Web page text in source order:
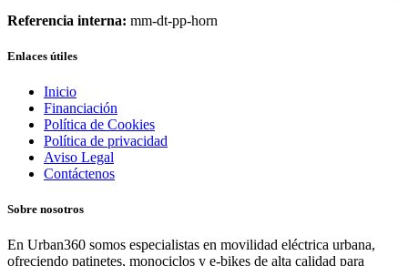
Referencia interna: mm-dt-pp-horn
Enlaces útiles
Inicio
Financiación
Política de Cookies
Política de privacidad
Aviso Legal
Contáctenos
Sobre nosotros
En Urban360 somos especialistas en movilidad eléctrica urbana,
ofreciendo patinetes, monociclos y e-bikes de alta calidad para